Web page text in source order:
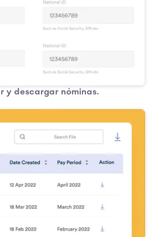
y descargar nóminas.